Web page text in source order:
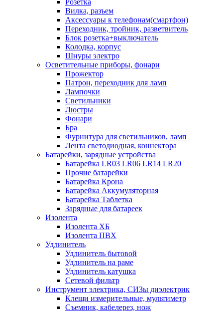
Розетка
Вилка, разъем
Аксессуары к телефонам(смартфон)
Переходник, тройник, разветвитель
Блок розетка+выключатель
Колодка, корпус
Шнуры электро
Осветительные приборы, фонари
Прожектор
Патрон, переходник для ламп
Лампочки
Светильники
Люстры
Фонари
Бра
Фурнитура для светильников, ламп
Лента светодиодная, коннектора
Батарейки, зарядные устройства
Батарейка LR03 LR06 LR14 LR20
Прочие батарейки
Батарейка Крона
Батарейка Аккумуляторная
Батарейка Таблетка
Зарядные для батареек
Изолента
Изолента ХБ
Изолента ПВХ
Удлинитель
Удлинитель бытовой
Удлинитель на раме
Удлинитель катушка
Сетевой фильтр
Инструмент электрика, СИЗы диэлектрик
Клещи измерительные, мультиметр
Съемник, кабелерез, нож